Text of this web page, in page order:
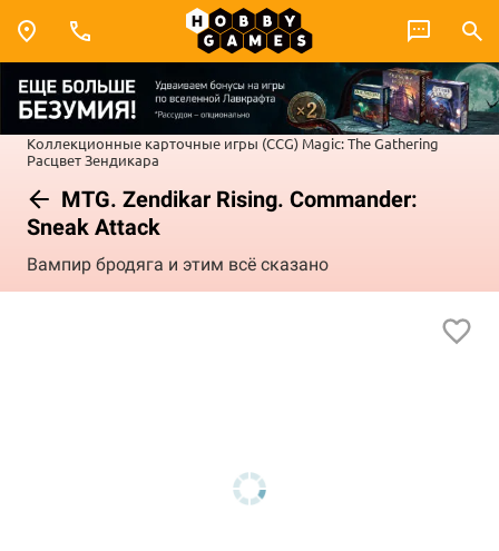
Коллекционные карточные игры (CCG) Magic: The Gathering
Расцвет Зендикара
MTG. Zendikar Rising. Commander:
Sneak Attack
Вампир бродяга и этим всё сказано